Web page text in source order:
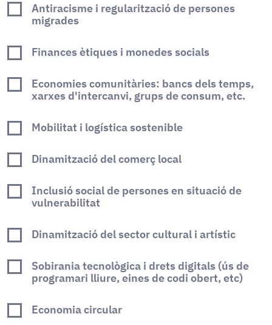
Antiracisme i regularització de persones
migrades
Finances ètiques i monedes socials
Economies comunitàries: bancs dels temps,
xarxes d'intercanvi, grups de consum, etc.
Mobilitat i logística sostenible
Dinamització del comerç local
Inclusió social de persones en situació de
vulnerabilitat
Dinamització del sector cultural i artístic
Sobirania tecnològica i drets digitals (ús de
programari lliure, eines de codi obert, etc)
Economia circular